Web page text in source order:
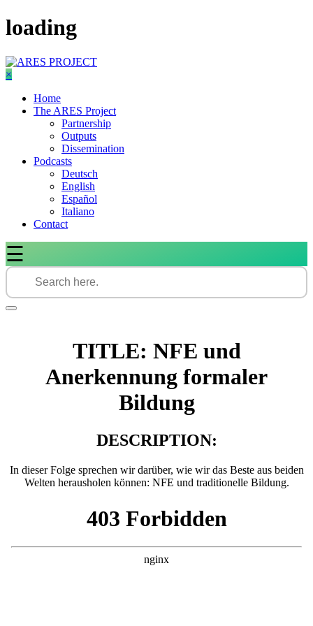
Skip
to
loading
×
Home
The ARES Project
Partnership
Outputs
Dissemination
Podcasts
Deutsch
English
Español
Italiano
Contact
☰
TITLE: NFE und
Anerkennung formaler
Bildung
DESCRIPTION:
In dieser Folge sprechen wir darüber, wie wir das Beste aus beiden
Welten herausholen können: NFE und traditionelle Bildung.